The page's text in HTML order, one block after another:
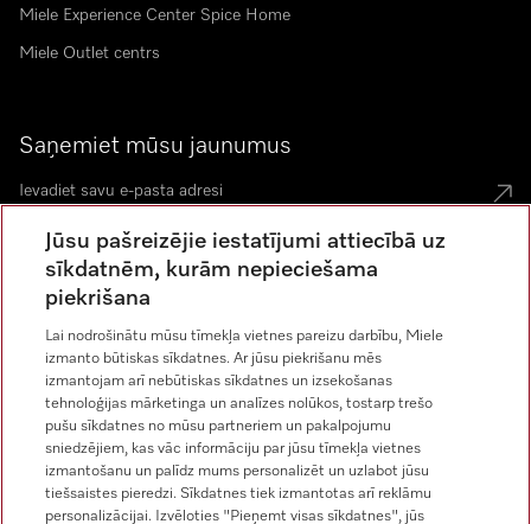
Miele Experience Center Spice Home
Miele Outlet centrs
Saņemiet mūsu jaunumus
Juridiskā informācija
Jūsu pašreizējie iestatījumi attiecībā uz
sīkdatnēm, kurām nepieciešama
piekrišana
Lai nodrošinātu mūsu tīmekļa vietnes pareizu darbību, Miele
izmanto būtiskas sīkdatnes. Ar jūsu piekrišanu mēs
izmantojam arī nebūtiskas sīkdatnes un izsekošanas
tehnoloģijas mārketinga un analīzes nolūkos, tostarp trešo
pušu sīkdatnes no mūsu partneriem un pakalpojumu
sniedzējiem, kas vāc informāciju par jūsu tīmekļa vietnes
izmantošanu un palīdz mums personalizēt un uzlabot jūsu
tiešsaistes pieredzi. Sīkdatnes tiek izmantotas arī reklāmu
personalizācijai. Izvēloties "Pieņemt visas sīkdatnes", jūs